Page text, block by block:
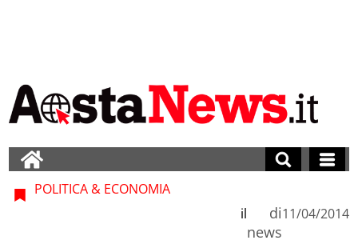
POLITICA & ECONOMIA
di
news
il 11/04/2014